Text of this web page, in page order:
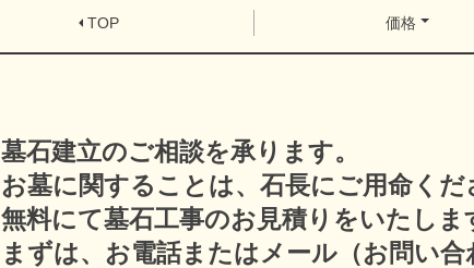
TOP 価格
墓石建立のご相談を承ります。
お墓に関することは、石長にご用命くだ
無料にて墓石工事のお見積りをいたしま
まずは、お電話またはメール（お問い